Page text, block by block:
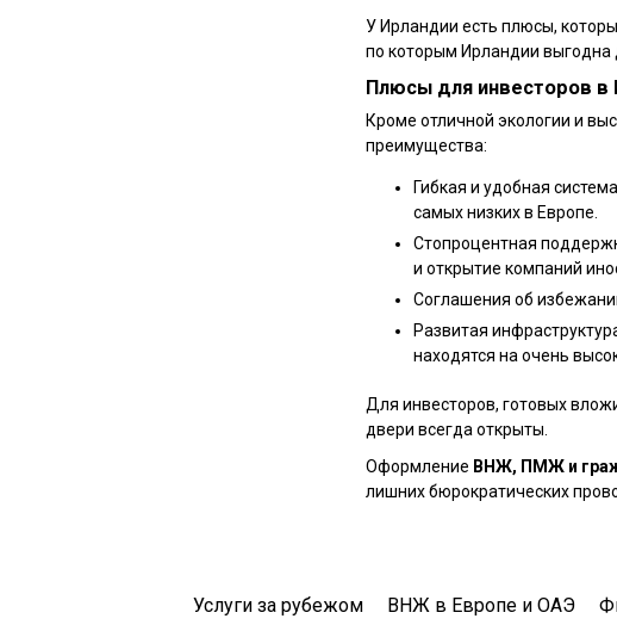
У Ирландии есть плюсы,
по которым Ирландии выгодна
Плюсы для инвесторов в
Кроме отличной экологии и
преимущества:
Гибкая и удобная
самых низких в Европе.
Стопроцентная
и открытие компаний
Соглашения об
Развитая
находятся на очень
Для инвесторов, готовых
двери всегда открыты.
Оформление ВНЖ, ПМЖ и
лишних бюрократических
Услуги за рубежом ВНЖ в Европе и ОАЭ